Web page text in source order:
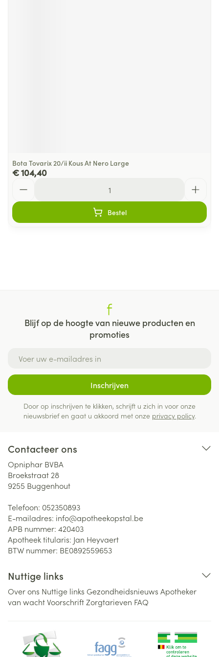
Bota Tovarix 20/ii Kous At Nero Large
€ 104,40
Bestel
Blijf op de hoogte van nieuwe producten en
promoties
Inschrijven
Door op inschrijven te klikken, schrijft u zich in voor onze
nieuwsbrief en gaat u akkoord met onze privacy policy.
Contacteer ons
Opniphar BVBA
Broekstraat 28
9255 Buggenhout
Telefoon: 052350893
E-mailadres: info@apotheekopstal.be
APB nummer: 420403
Apotheek titularis: Jan Heyvaert
BTW nummer: BE0892559653
Nuttige links
Over ons Nuttige links Gezondheidsnieuws Apotheker
van wachtVoorschriftZorgtarieven FAQ